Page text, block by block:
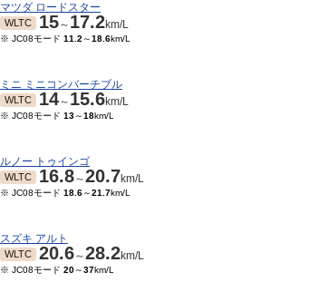
マツダ ロードスター
WLTC 15～ 17.2km/L
※ JC08モード 11.2 ～18.6km/L
ミニ ミニコンバーチブル
WLTC 14～ 15.6km/L
※ JC08モード 13～18km/L
ルノー トゥインゴ
WLTC 16.8～20.7km/L
※ JC08モード 18.6～21.7km/L
スズキ アルト
WLTC 20.6～28.2km/L
※ JC08モード 20～37km/L